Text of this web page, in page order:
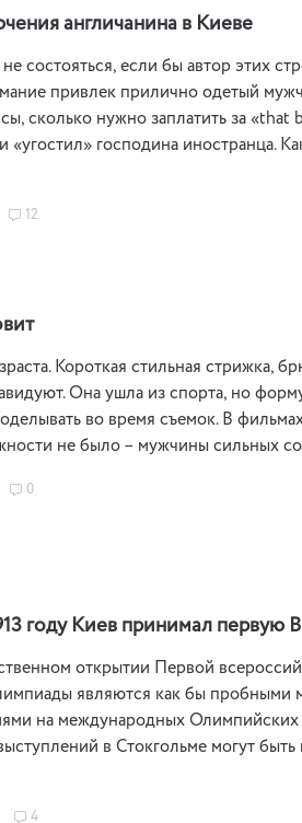
англичанина в Киеве
состояться, если бы автор этих
привлек прилично одетый
сколько нужно заплатить за
«угостил» господина иностранца.
12
Короткая стильная стрижка,
Она ушла из спорта, но
во время съемок. В
не было – мужчины сильных
0
году Киев принимал первую
открытии Первой
являются как бы пробными
на международных Олимпийских
в Стокгольме могут
4